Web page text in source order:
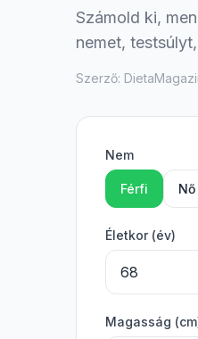
Számold ki,
nemet,
Szerző:
Nem
Férfi Nő
Életkor (év)
Magasság